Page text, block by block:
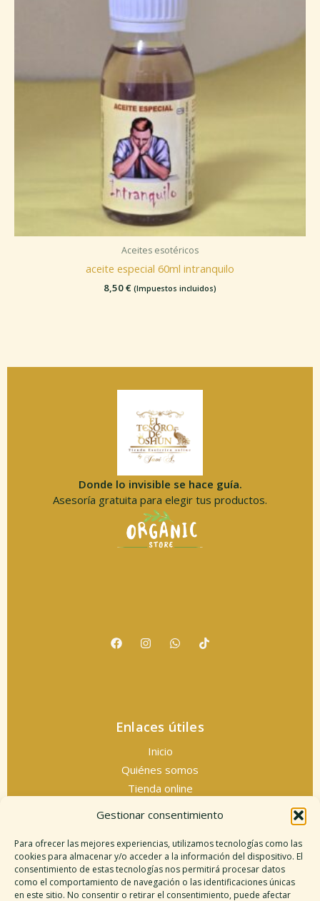
Gestionar consentimiento
Para ofrecer las mejores experiencias, utilizamos tecnologías como las
cookies para almacenar y/o acceder a la información del dispositivo. El
consentimiento de estas tecnologías nos permitirá procesar datos
como el comportamiento de navegación o las identificaciones únicas
en este sitio. No consentir o retirar el consentimiento, puede afectar
Aceites esotéricos
aceite especial 60ml intranquilo
8,50€ (Impuestos incluidos)
Donde lo invisible se hace guía.
Asesoría gratuita para elegir tus productos.
Enlaces útiles
Inicio
Quiénes somos
Tienda online
Información legal